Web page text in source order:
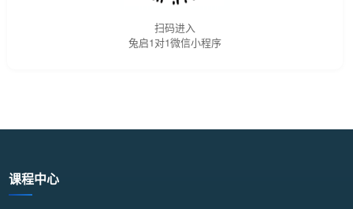
扫码进入
兔启1对1微信小程序
课程中心